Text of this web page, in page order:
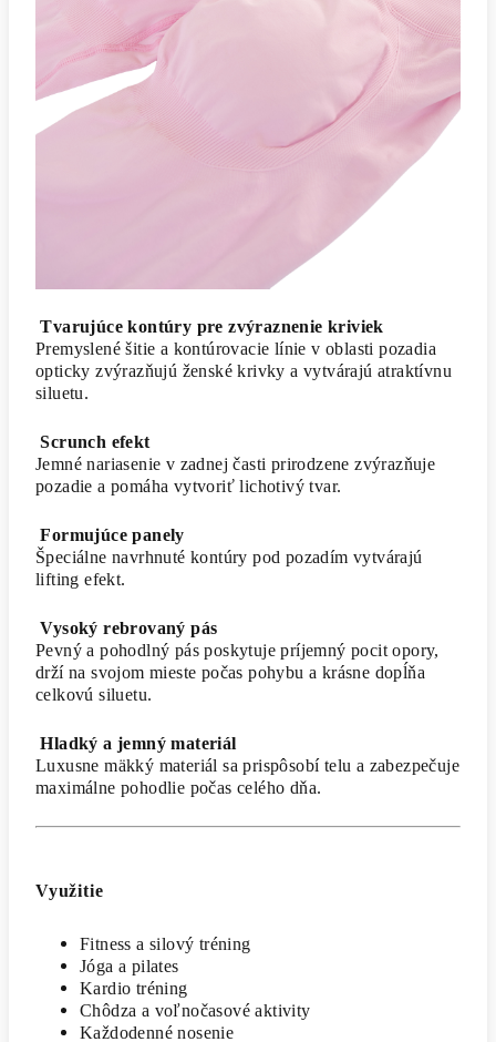
Tvarujúce kontúry pre zvýraznenie kriviek
Premyslené šitie a kontúrovacie línie v oblasti pozadia
opticky zvýrazňujú ženské krivky a vytvárajú atraktívnu
siluetu.
Scrunch efekt
Jemné nariasenie v zadnej časti prirodzene zvýrazňuje
pozadie a pomáha vytvoriť lichotivý tvar.
Formujúce panely
Špeciálne navrhnuté kontúry pod pozadím vytvárajú
lifting efekt.
Vysoký rebrovaný pás
Pevný a pohodlný pás poskytuje príjemný pocit opory,
drží na svojom mieste počas pohybu a krásne dopĺňa
celkovú siluetu.
Hladký a jemný materiál
Luxusne mäkký materiál sa prispôsobí telu a zabezpečuje
maximálne pohodlie počas celého dňa.
Využitie
Fitness a silový tréning
Jóga a pilates
Kardio tréning
Chôdza a voľnočasové aktivity
Každodenné nosenie